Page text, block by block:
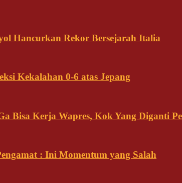
Hancurkan Rekor Bersejarah Italia
Kekalahan 0-6 atas Jepang
Bisa Kerja Wapres, Kok Yang Diganti
: Ini Momentum yang Salah